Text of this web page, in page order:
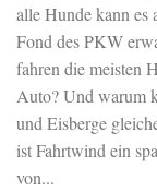
alle Hunde kann es
Fond des PKW
fahren die meisten
Auto? Und warum
und Eisberge
ist Fahrtwind ein
von...